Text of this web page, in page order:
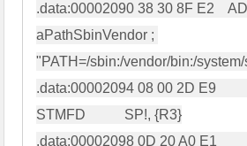
.data:00002090 38 30 8F E2
aPathSbinVendor ;
"PATH=/sbin:/vendor/bin:/
.data:00002094 08 00 2D E9
STMFD           SP!, {R3}
.data:00002098 0D 20 A0 E1